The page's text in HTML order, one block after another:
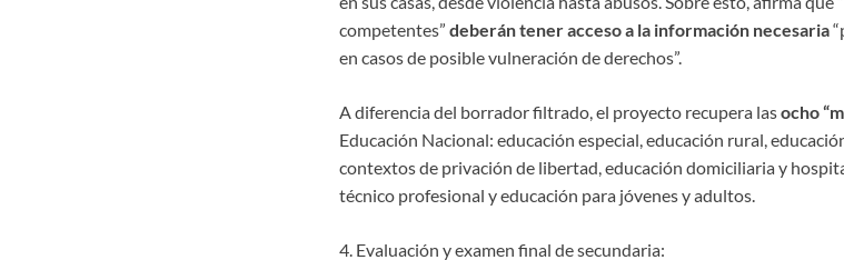
competentes” deberán tener acceso a la información necesaria
en casos de posible vulneración de derechos”.
A diferencia del borrador filtrado, el proyecto recupera lasocho
Educación Nacional: educación especial, educación rural,
contextos de privación de libertad, educación domiciliaria y
técnico profesional y educación para jóvenes y adultos.
4. Evaluación y examen final de secundaria: